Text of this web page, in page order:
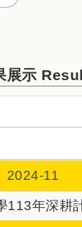
展示
2024-11
113年深耕